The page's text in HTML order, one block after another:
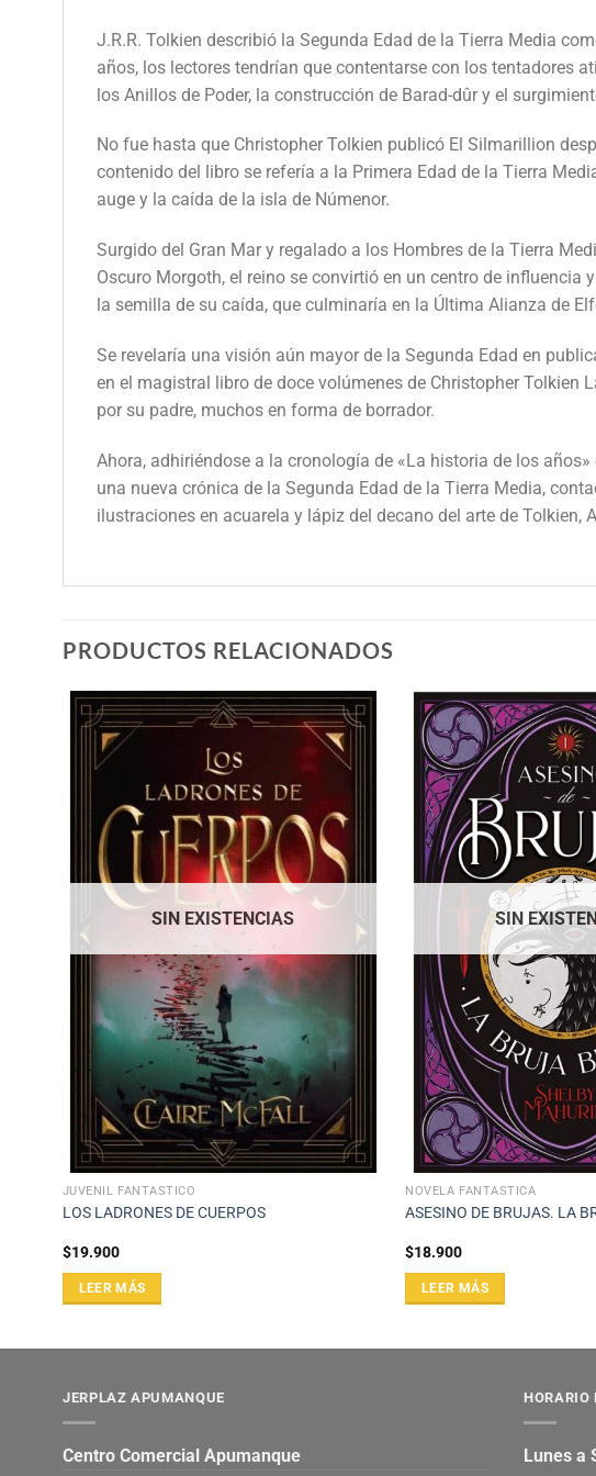
J.R.R. Tolkien describió la Segunda Edad de la Tierra Media
años, los lectores tendrían que contentarse con los tentadores
los Anillos de Poder, la construcción de Barad-dûr y el
No fue hasta que Christopher Tolkien publicó El Silmarillion
contenido del libro se refería a la Primera Edad de la Tierra
auge y la caída de la isla de Númenor.
Surgido del Gran Mar y regalado a los Hombres de la Tierra
Oscuro Morgoth, el reino se convirtió en un centro de
la semilla de su caída, que culminaría en la Última Alianza de
Se revelaría una visión aún mayor de la Segunda Edad en
en el magistral libro de doce volúmenes de Christopher Tolkien
por su padre, muchos en forma de borrador.
Ahora, adhiriéndose a la cronología de «La historia de los
una nueva crónica de la Segunda Edad de la Tierra Media,
ilustraciones en acuarela y lápiz del decano del arte de Tolkien,
PRODUCTOS RELACIONADOS
SIN EXISTENCIAS
JUVENIL FANTÁSTICO
LOS LADRONES DE CUERPOS
$19.900
LEER MÁS
SIN
NOVELA FANTÁSTICA
ASESINO DE BRUJAS. LA
$18.900
LEER MÁS
JERPLAZ APUMANQUE
Centro Comercial Apumanque
HORARIO
Lunes a